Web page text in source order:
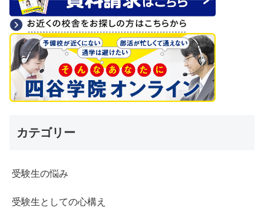
カテゴリー
受験生の悩み
受験生としての心構え